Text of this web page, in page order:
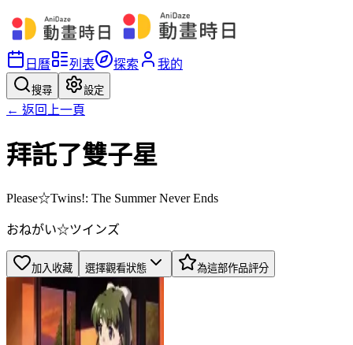
日曆 列表 探索 我的
搜尋 設定
← 返回上一頁
拜託了雙子星
Please☆Twins!: The Summer Never Ends
おねがい☆ツインズ
加入收藏 選擇觀看狀態 為這部作品評分